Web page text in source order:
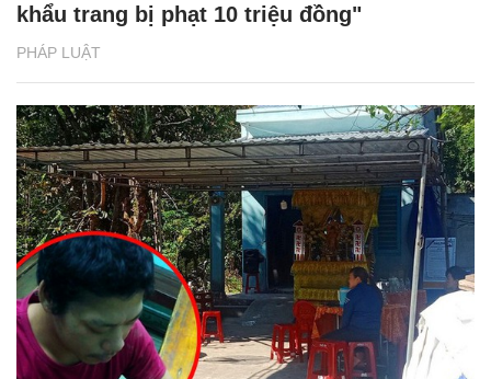
PHÁP LUẬT
khẩu trang bị phạt 10 triệu đồng"